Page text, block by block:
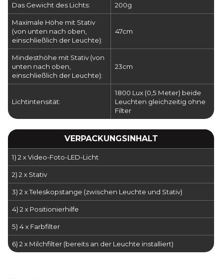
Das Gewicht des Lichts: 200g
Maximale Höhe mit Stativ
(von unten nach oben,
einschließlich der Leuchte):
47cm
Mindesthöhe mit Stativ (von
unten nach oben,
einschließlich der Leuchte):
23cm
Lichtintensität:
1800 Lux (0,5 Meter) beide
Leuchten gleichzeitig ohne
Filter
VERPACKUNGSINHALT
1) 2 x Video-Foto-LED-Licht
2) 2 x Stativ
3) 2 x Teleskopstange (zwischen Leuchte und Stativ)
4) 2 x Positionierhilfe
5) 4 x Farbfilter
6) 2 x Milchfilter (bereits an der Leuchte installiert)